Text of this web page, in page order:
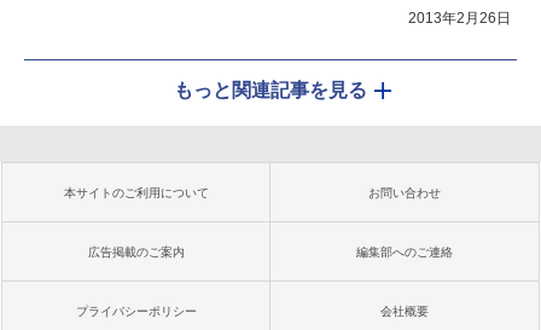
2013年2月26日
もっと関連記事を見る
本サイトのご利用について お問い合わせ
広告掲載のご案内 編集部へのご連絡
プライバシーポリシー 会社概要